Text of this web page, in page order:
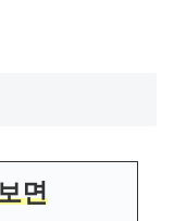
면